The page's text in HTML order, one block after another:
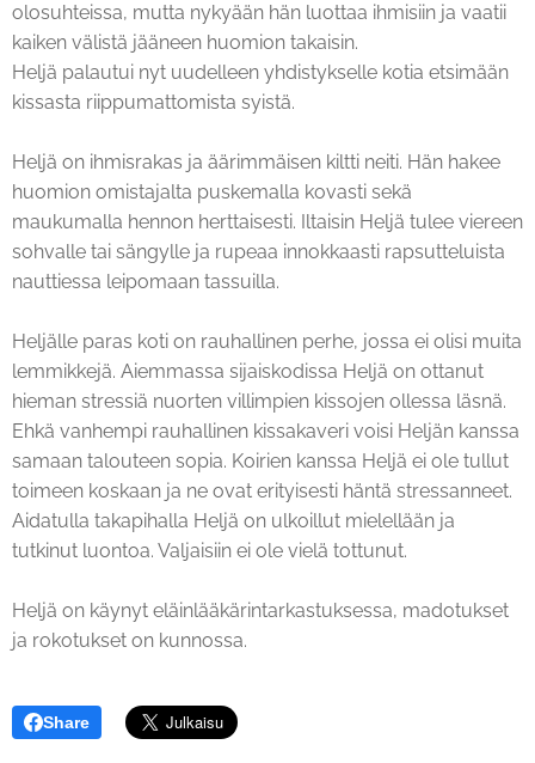
olosuhteissa, mutta nykyään hän luottaa ihmisiin ja vaatii
kaiken välistä jääneen huomion takaisin.
Heljä palautui nyt uudelleen yhdistykselle kotia etsimään
kissasta riippumattomista syistä.
Heljä on ihmisrakas ja äärimmäisen kiltti neiti. Hän hakee
huomion omistajalta puskemalla kovasti sekä
maukumalla hennon herttaisesti. Iltaisin Heljä tulee viereen
sohvalle tai sängylle ja rupeaa innokkaasti rapsutteluista
nauttiessa leipomaan tassuilla.
Heljälle paras koti on rauhallinen perhe, jossa ei olisi muita
lemmikkejä. Aiemmassa sijaiskodissa Heljä on ottanut
hieman stressiä nuorten villimpien kissojen ollessa läsnä.
Ehkä vanhempi rauhallinen kissakaveri voisi Heljän kanssa
samaan talouteen sopia. Koirien kanssa Heljä ei ole tullut
toimeen koskaan ja ne ovat erityisesti häntä stressanneet.
Aidatulla takapihalla Heljä on ulkoillut mielellään ja
tutkinut luontoa. Valjaisiin ei ole vielä tottunut.
Heljä on käynyt eläinlääkärintarkastuksessa, madotukset
ja rokotukset on kunnossa.
Share